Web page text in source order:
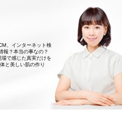
、インターネット検
報？本当の事なの？
で感じた真実だけを
と美しい肌の作り